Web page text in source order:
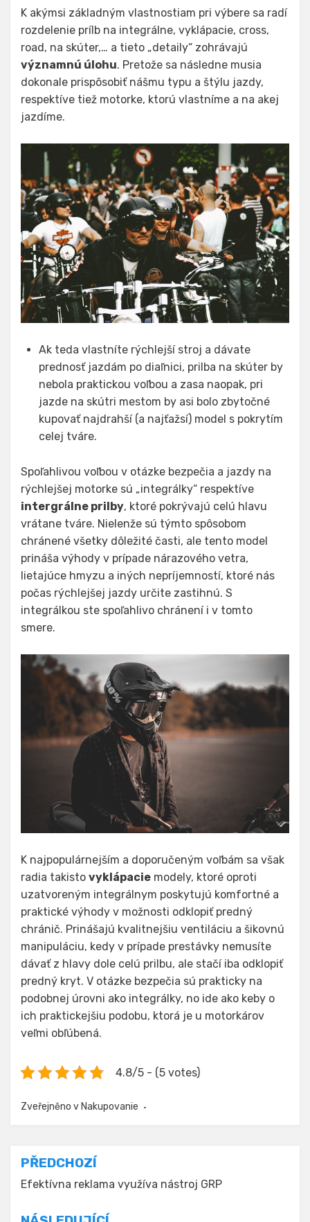
K akýmsi základným vlastnostiam pri výbere sa radí
rozdelenie prílb na integrálne, vyklápacie, cross,
road, na skúter,… a tieto „detaily“ zohrávajú
významnú úlohu. Pretože sa následne musia
dokonale prispôsobiť nášmu typu a štýlu jazdy,
respektíve tiež motorke, ktorú vlastníme a na akej
jazdíme.
Ak teda vlastníte rýchlejší stroj a dávate
prednosť jazdám po diaľnici, prilba na skúter by
nebola praktickou voľbou a zasa naopak, pri
jazde na skútri mestom by asi bolo zbytočné
kupovať najdrahší (a najťažsí) model s pokrytím
celej tváre.
Spoľahlivou voľbou v otázke bezpečia a jazdy na
rýchlejšej motorke sú „integrálky“ respektíve
intergrálne prilby, ktoré pokrývajú celú hlavu
vrátane tváre. Nielenže sú týmto spôsobom
chránené všetky dôležité časti, ale tento model
prináša výhody v prípade nárazového vetra,
lietajúce hmyzu a iných nepríjemností, ktoré nás
počas rýchlejšej jazdy určite zastihnú. S
integrálkou ste spoľahlivo chránení i v tomto
smere.
K najpopulárnejším a doporučeným voľbám sa však
radia takisto vyklápacie modely, ktoré oproti
uzatvoreným integrálnym poskytujú komfortné a
praktické výhody v možnosti odklopiť predný
chránič. Prinášajú kvalitnejšiu ventiláciu a šikovnú
manipuláciu, kedy v prípade prestávky nemusíte
dávať z hlavy dole celú prilbu, ale stačí iba odklopiť
predný kryt. V otázke bezpečia sú prakticky na
podobnej úrovni ako integrálky, no ide ako keby o
ich praktickejšiu podobu, ktorá je u motorkárov
veľmi obľúbená.
4.8/5 - (5 votes)
Zveřejněno v Nakupovanie
Navigace
pro
příspěvek
PŘEDCHOZÍ
Efektívna reklama využíva nástroj GRP